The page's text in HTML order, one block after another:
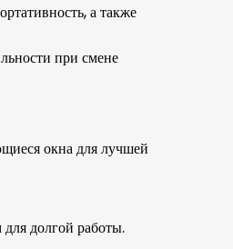
а также
при смене
окна для лучшей
долгой работы.